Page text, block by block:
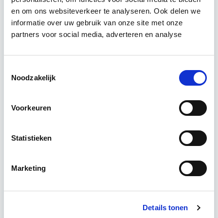
en om ons websiteverkeer te analyseren. Ook delen we
informatie over uw gebruik van onze site met onze
partners voor social media, adverteren en analyse
Noodzakelijk
Voorkeuren
Statistieken
Marketing
Details tonen
Integraal Vastgoedinspecteur
(BOEI)
De opleiding Integraal Vastgoedinspecteur (BOEI)
integrale inspectiemethodiek willen kunnen
17 Lesdagen lesdag(en)